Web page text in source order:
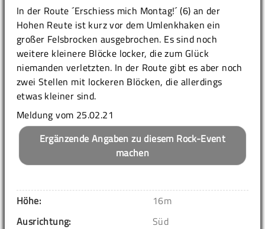
In der Route ´Erschiess mich Montag!´ (6) an der
Hohen Reute ist kurz vor dem Umlenkhaken ein
großer Felsbrocken ausgebrochen. Es sind noch
weitere kleinere Blöcke locker, die zum Glück
niemanden verletzten. In der Route gibt es aber noch
zwei Stellen mit lockeren Blöcken, die allerdings
etwas kleiner sind.
Meldung vom 25.02.21
Ergänzende Angaben zu diesem Rock-Event
machen
Höhe:
16m
Ausrichtung:
Süd